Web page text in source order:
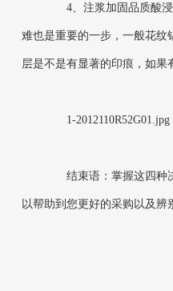
4、注浆加固品质酸浸
难也是重要的一步，一般花纹
层是不是有显著的印痕，如果
1-2012110R52G01.jpg
结束语：掌握这四种决
以帮助到您更好的采购以及辨